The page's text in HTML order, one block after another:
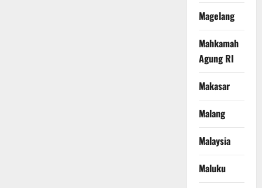
Magelang
Mahkamah
Agung RI
Makasar
Malang
Malaysia
Maluku